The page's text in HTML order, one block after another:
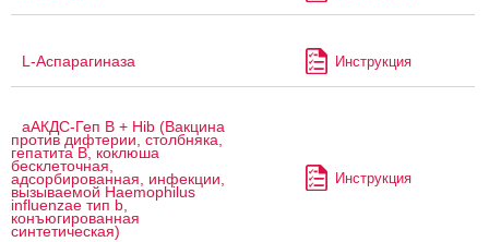
L-Аспарагиназа Инструкция
аАКДС-Геп B + Hib (Вакцина
против дифтерии, столбняка,
гепатита B, коклюша
бесклеточная,
адсорбированная, инфекции,
вызываемой Haemophilus
influenzae тип b,
конъюгированная
синтетическая)
Инструкция